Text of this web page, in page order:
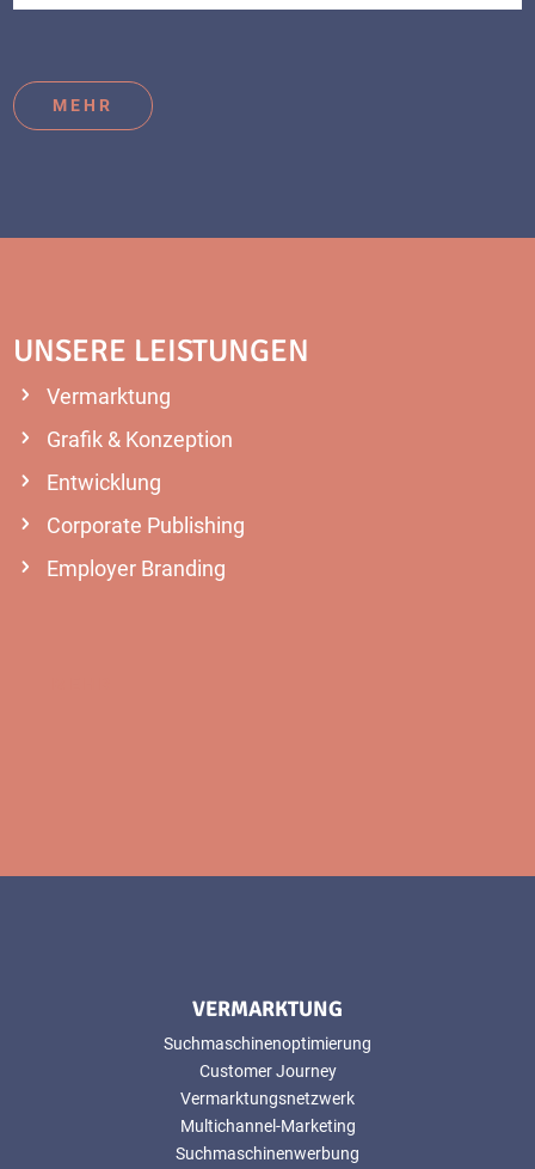
MEHR
UNSERE LEISTUNGEN
Vermarktung
Grafik & Konzeption
Entwicklung
Corporate Publishing
Employer Branding
VERMARKTUNG
Suchmaschinenoptimierung
Customer Journey
Vermarktungsnetzwerk
Multichannel-Marketing
Suchmaschinenwerbung